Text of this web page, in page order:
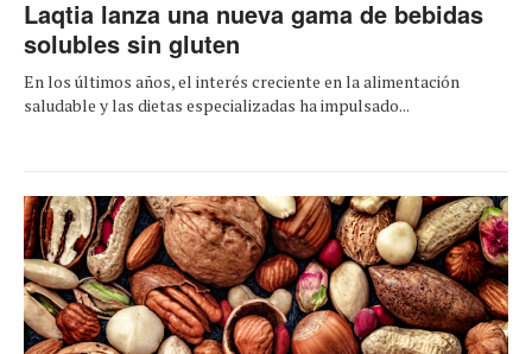
Laqtia lanza una nueva gama de bebidas
solubles sin gluten
En los últimos años, el interés creciente en la alimentación
saludable y las dietas especializadas ha impulsado...